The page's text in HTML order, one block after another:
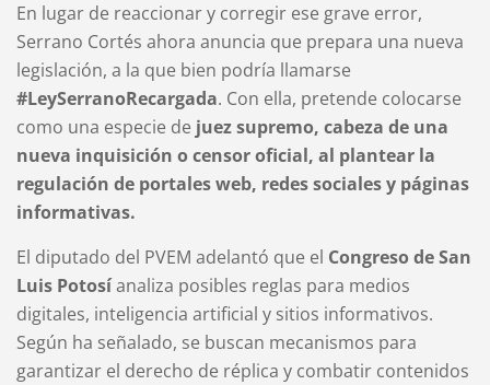
En lugar de reaccionar y corregir ese grave error,
Serrano Cortés ahora anuncia que prepara una nueva
legislación, a la que bien podría llamarse
#LeySerranoRecargada. Con ella, pretende colocarse
como una especie de juez supremo, cabeza de una
nueva inquisición o censor oficial, al plantear la
regulación de portales web, redes sociales y páginas
informativas.
El diputado del PVEM adelantó que el Congreso de San
Luis Potosíanaliza posibles reglas para medios
digitales, inteligencia artificial y sitios informativos.
Según ha señalado, se buscan mecanismos para
garantizar el derecho de réplica y combatir contenidos